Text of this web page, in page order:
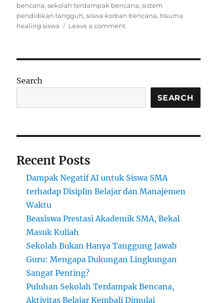
bencana,sekolah terdampak bencana,sistem
pendidikan tangguh,siswa korban bencana,trauma
healing siswa
Leave a commenton
Belajar
Dimulai
Search
SEARCH
Recent Posts
Dampak Negatif AI untuk Siswa SMA
terhadap Disiplin Belajar dan Manajemen
Waktu
Beasiswa Prestasi Akademik SMA, Bekal
Masuk Kuliah
Sekolah Bukan Hanya Tanggung Jawab
Guru: Mengapa Dukungan Lingkungan
Sangat Penting?
Puluhan Sekolah Terdampak Bencana,
Aktivitas Belajar Kembali Dimulai